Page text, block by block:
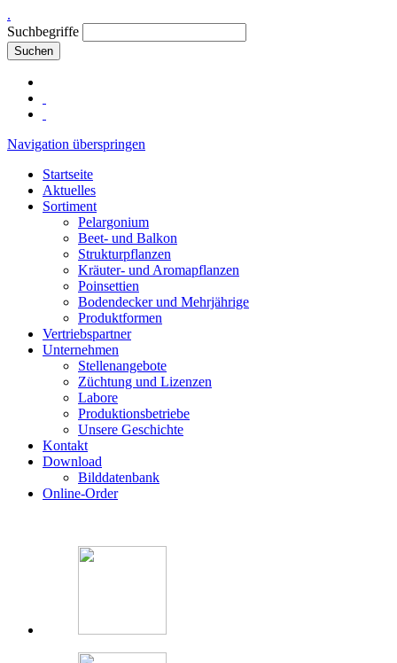
.
Suchbegriffe
Suchen
Navigation überspringen
Startseite
Aktuelles
Sortiment
Pelargonium
Beet- und Balkon
Strukturpflanzen
Kräuter- und Aromapflanzen
Poinsettien
Bodendecker und Mehrjährige
Produktformen
Vertriebspartner
Unternehmen
Stellenangebote
Züchtung und Lizenzen
Labore
Produktionsbetriebe
Unsere Geschichte
Kontakt
Download
Bilddatenbank
Online-Order